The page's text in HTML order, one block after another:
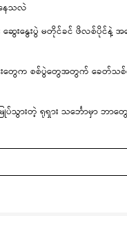
ေသလဲ
ေးနွေးပွဲ မတိုင်ခင် ဖိလစ်ပိုင်နဲ့
းတွေက စစ်ပွဲတွေအတွက် ခေတ်သ
ြုပ်သွားတဲ့ ရုရှား သင်္ဘောမှာ ဘာ